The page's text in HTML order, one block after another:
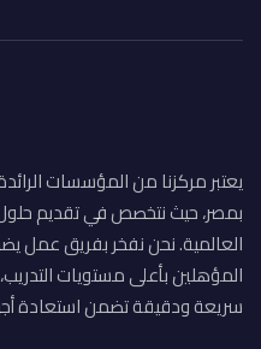
يعتبر مركزنا من المؤسسات
بمصر، حيث نتخصص في تقديم حلول
العالمية. نحن نفخر بفريق عمل
المؤهلين بأعلى مستويات
سريعة ودقيقة تضمن استعادة